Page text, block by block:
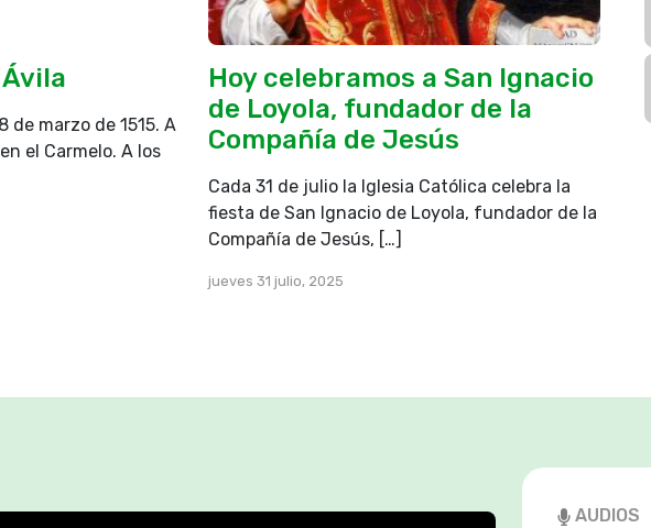
llegar Jesús a donde estaba la multitud,
que se puso de rodillas y le dijo:
de mi hijo. Le dan ataques terribles.
en la lumbre y otras muchas, en el agua.
pero no han podido curarlo».
«¿Hasta cuándo estaré con esta
¿Hasta cuándo tendré que
aquí al muchacho». Jesús ordenó
del muchacho, y desde ese
solos con Jesús, los discípulos le
de marzo de 1515. A
el Carmelo. A los
Hoy celebramos a San Ignacio
de Loyola, fundador de la
Compañía de Jesús
Cada 31 de julio la Iglesia Católica celebra la
fiesta de San Ignacio de Loyola, fundador de la
Compañía de Jesús, […]
jueves 31 julio, 2025
AUDIOS